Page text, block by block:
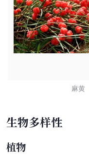
麻黄
生物多样性
植物